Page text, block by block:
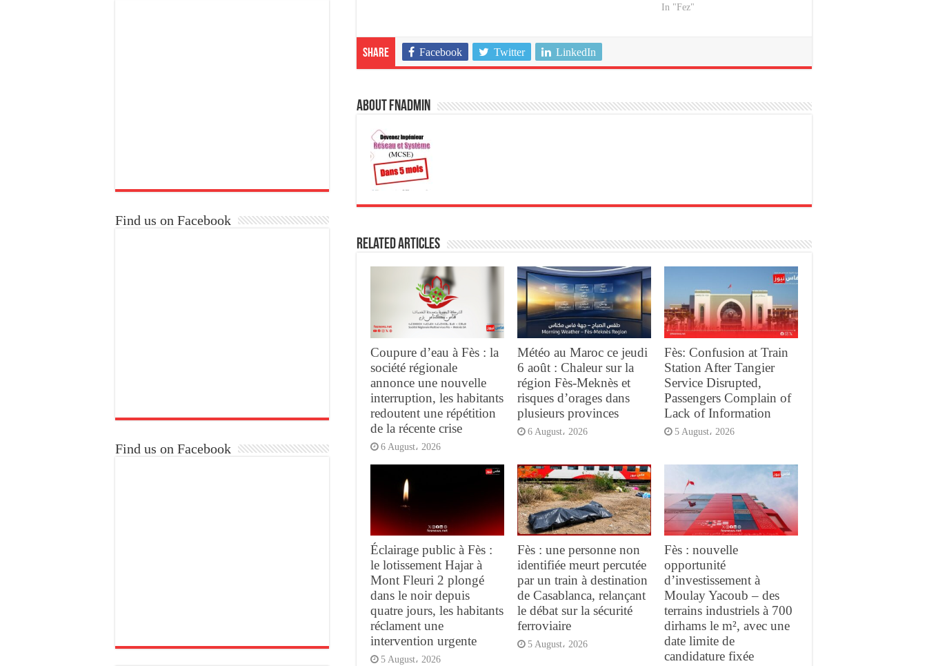
In "Fez"
Share Facebook Twitter LinkedIn
About fnadmin
Related Articles
Coupure d’eau à Fès : la
société régionale
annonce une nouvelle
interruption, les habitants
redoutent une répétition
de la récente crise
6 August، 2026
Météo au Maroc ce jeudi
6 août : Chaleur sur la
région Fès-Meknès et
risques d’orages dans
plusieurs provinces
6 August، 2026
Fès: Confusion at Train
Station After Tangier
Service Disrupted,
Passengers Complain of
Lack of Information
5 August، 2026
Éclairage public à Fès :
le lotissement Hajar à
Mont Fleuri 2 plongé
dans le noir depuis
quatre jours, les habitants
réclament une
intervention urgente
5 August، 2026
Fès : une personne non
identifiée meurt percutée
par un train à destination
de Casablanca, relançant
le débat sur la sécurité
ferroviaire
5 August، 2026
Fès : nouvelle
opportunité
d’investissement à
Moulay Yacoub – des
terrains industriels à 700
dirhams le m², avec une
date limite de
candidature fixée
Find us on Facebook
Find us on Facebook